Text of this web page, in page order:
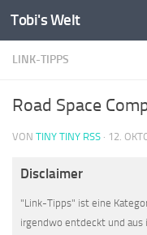
Zum Inhalt springen
Tobi's Welt
LINK-TIPPS
Road Space
VON TINY TINY RSS · 12.
Disclaimer
"Link-Tipps" ist eine
irgendwo entdeckt und